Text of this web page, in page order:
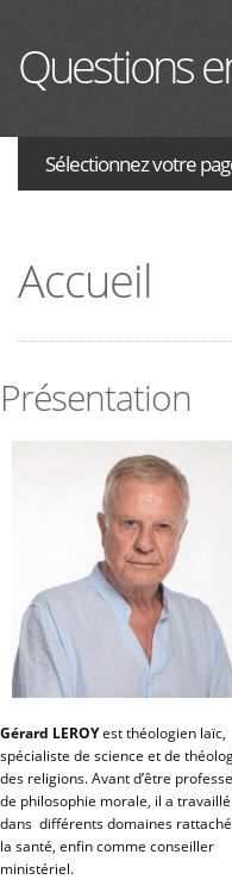
Questions
Sélectionnez votre
HISTOIRE
THÉOLOGIE
FORUM
Accueil
Présentation
Gérard LEROYest théologien laïc,
spécialiste de science et de
des religions. Avant d’être
de philosophie morale, il a travaillé
dans différents domaines
la santé, enfin comme conseiller
ministériel.